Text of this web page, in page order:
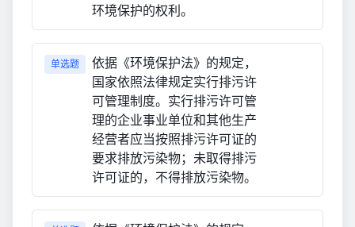
环境保护的权利。
单选题
依据《环境保护法》的规定，
国家依照法律规定实行排污许
可管理制度。实行排污许可管
理的企业事业单位和其他生产
经营者应当按照排污许可证的
要求排放污染物；未取得排污
许可证的，不得排放污染物。